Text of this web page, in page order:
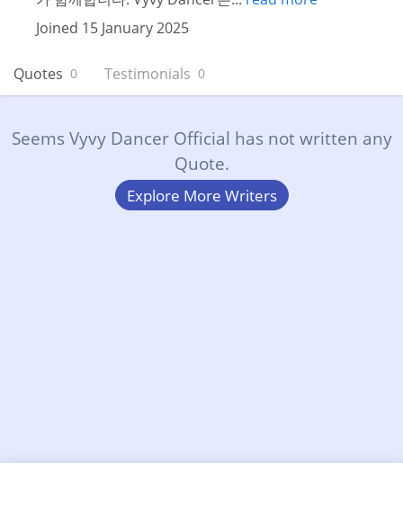
Joined 15 January 2025
Quotes 0 Testimonials 0
Seems Vyvy Dancer Official has not written any
Quote.
Explore More Writers